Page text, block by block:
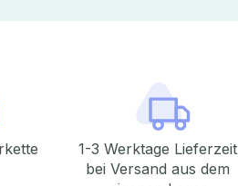
1-3 Werktage Lieferzeit
bei Versand aus dem